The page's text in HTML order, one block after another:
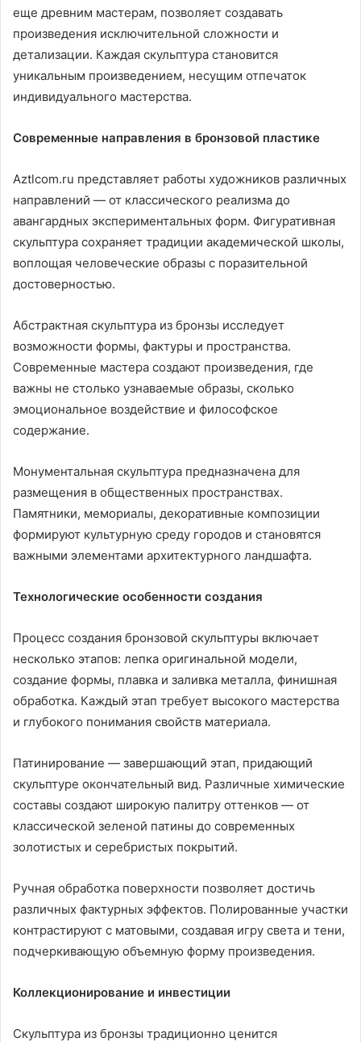
еще древним мастерам, позволяет создавать
произведения исключительной сложности и
детализации. Каждая скульптура становится
уникальным произведением, несущим отпечаток
индивидуального мастерства.
Современные направления в бронзовой пластике
Aztlcom.ru представляет работы художников различных
направлений — от классического реализма до
авангардных экспериментальных форм. Фигуративная
скульптура сохраняет традиции академической школы,
воплощая человеческие образы с поразительной
достоверностью.
Абстрактная скульптура из бронзы исследует
возможности формы, фактуры и пространства.
Современные мастера создают произведения, где
важны не столько узнаваемые образы, сколько
эмоциональное воздействие и философское
содержание.
Монументальная скульптура предназначена для
размещения в общественных пространствах.
Памятники, мемориалы, декоративные композиции
формируют культурную среду городов и становятся
важными элементами архитектурного ландшафта.
Технологические особенности создания
Процесс создания бронзовой скульптуры включает
несколько этапов: лепка оригинальной модели,
создание формы, плавка и заливка металла, финишная
обработка. Каждый этап требует высокого мастерства
и глубокого понимания свойств материала.
Патинирование — завершающий этап, придающий
скульптуре окончательный вид. Различные химические
составы создают широкую палитру оттенков — от
классической зеленой патины до современных
золотистых и серебристых покрытий.
Ручная обработка поверхности позволяет достичь
различных фактурных эффектов. Полированные участки
контрастируют с матовыми, создавая игру света и тени,
подчеркивающую объемную форму произведения.
Коллекционирование и инвестиции
Скульптура из бронзы традиционно ценится